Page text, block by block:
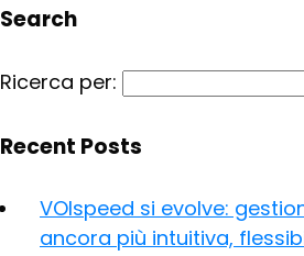
Search
Ricerca per:
Recent Posts
VOIspeed si evolve:
ancora più intuitiva,